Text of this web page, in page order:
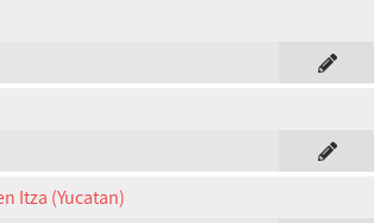
Itza (Yucatan)